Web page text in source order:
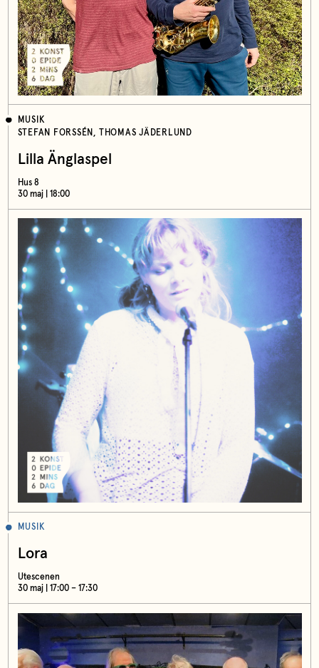
MUSIK
STEFAN FORSSÉN, THOMAS JÄDERLUND
Lilla Änglaspel
Hus 8
30 maj | 18:00
MUSIK
Lora
Utescenen
30 maj | 17:00 – 17:30